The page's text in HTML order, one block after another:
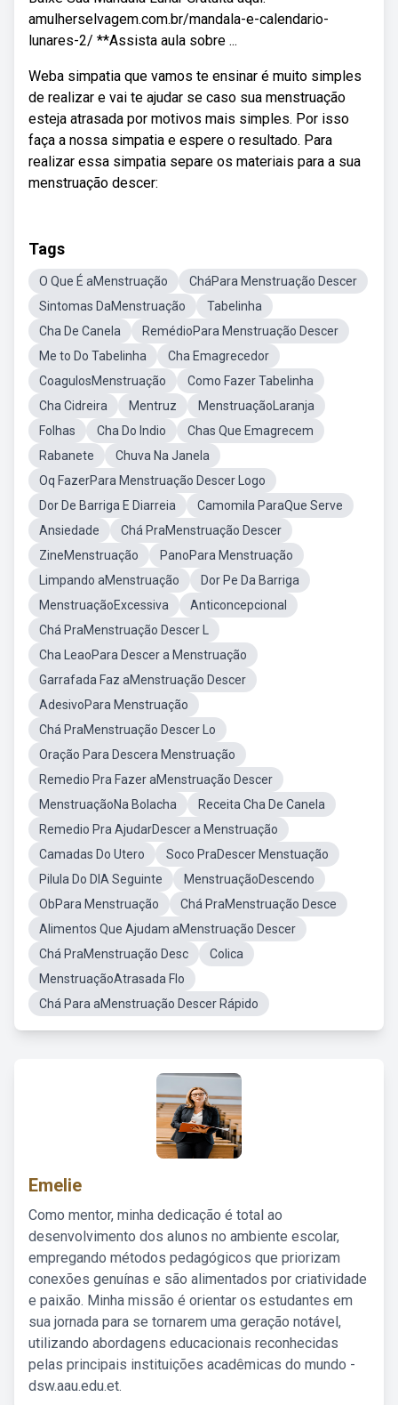
amulherselvagem.com.br/mandala-e-calendario-
lunares-2/ **Assista aula sobre ...
Weba simpatia que vamos te ensinar é muito simples
de realizar e vai te ajudar se caso sua menstruação
esteja atrasada por motivos mais simples. Por isso
faça a nossa simpatia e espere o resultado. Para
realizar essa simpatia separe os materiais para a sua
menstruação descer:
Tags
O Que É aMenstruação
CháPara Menstruação Descer
Sintomas DaMenstruação
Tabelinha
Cha De Canela
RemédioPara Menstruação Descer
Me to Do Tabelinha
Cha Emagrecedor
CoagulosMenstruação
Como Fazer Tabelinha
Cha Cidreira
Mentruz
MenstruaçãoLaranja
Folhas
Cha Do Indio
Chas Que Emagrecem
Rabanete
Chuva Na Janela
Oq FazerPara Menstruação Descer Logo
Dor De Barriga E Diarreia
Camomila ParaQue Serve
Ansiedade
Chá PraMenstruação Descer
ZineMenstruação
PanoPara Menstruação
Limpando aMenstruação
Dor Pe Da Barriga
MenstruaçãoExcessiva
Anticoncepcional
Chá PraMenstruação Descer L
Cha LeaoPara Descer a Menstruação
Garrafada Faz aMenstruação Descer
AdesivoPara Menstruação
Chá PraMenstruação Descer Lo
Oração Para Descera Menstruação
Remedio Pra Fazer aMenstruação Descer
MenstruaçãoNa Bolacha
Receita Cha De Canela
Remedio Pra AjudarDescer a Menstruação
Camadas Do Utero
Soco PraDescer Menstuação
Pilula Do DIA Seguinte
MenstruaçãoDescendo
ObPara Menstruação
Chá PraMenstruação Desce
Alimentos Que Ajudam aMenstruação Descer
Chá PraMenstruação Desc
Colica
MenstruaçãoAtrasada Flo
Chá Para aMenstruação Descer Rápido
Emelie
Como mentor, minha dedicação é total ao
desenvolvimento dos alunos no ambiente escolar,
empregando métodos pedagógicos que priorizam
conexões genuínas e são alimentados por criatividade
e paixão. Minha missão é orientar os estudantes em
sua jornada para se tornarem uma geração notável,
utilizando abordagens educacionais reconhecidas
pelas principais instituições acadêmicas do mundo -
dsw.aau.edu.et.